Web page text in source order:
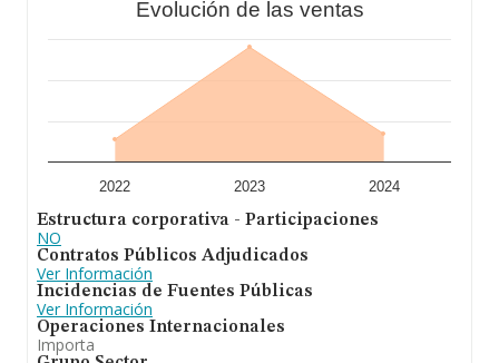
todas las compañías. En relación con la información de
INFORMA constan 59 empresas, cuyas ventas en 2024
han alcanzado los 14 millones de euros. Como
información adicional de interés, la media de empleados
de las empresas es de 3. La antigüedad alcanza los 15
años desde la constitución.
se dedica a la comercialización de productos
manufacturados relacionados con la metalurgia y la
posición en el ranking nacional, la empresa ha perdido
posiciones frente al 2023.
Evolución de las ventas
2022 2023 2024
Estructura corporativa - Participaciones
NO
Contratos Públicos Adjudicados
Ver Información
Incidencias de Fuentes Públicas
Ver Información
Operaciones Internacionales
Importa